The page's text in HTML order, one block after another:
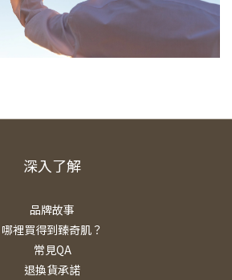
深入了解
品牌故事
哪裡買得到臻奇肌？
常見QA
退換貨承諾